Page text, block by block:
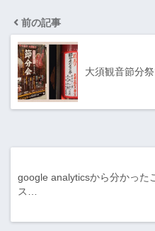
前の記事
大須観音節分
google analyticsから分かった
ス…